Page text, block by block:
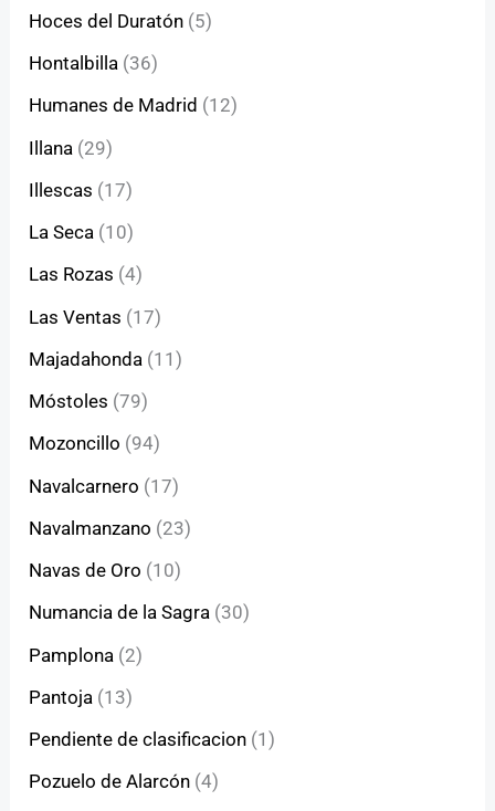
Hoces del Duratón (5)
Hontalbilla (36)
Humanes de Madrid (12)
Illana (29)
Illescas (17)
La Seca (10)
Las Rozas (4)
Las Ventas (17)
Majadahonda (11)
Móstoles (79)
Mozoncillo (94)
Navalcarnero (17)
Navalmanzano (23)
Navas de Oro (10)
Numancia de la Sagra (30)
Pamplona (2)
Pantoja (13)
Pendiente de clasificacion (1)
Pozuelo de Alarcón (4)